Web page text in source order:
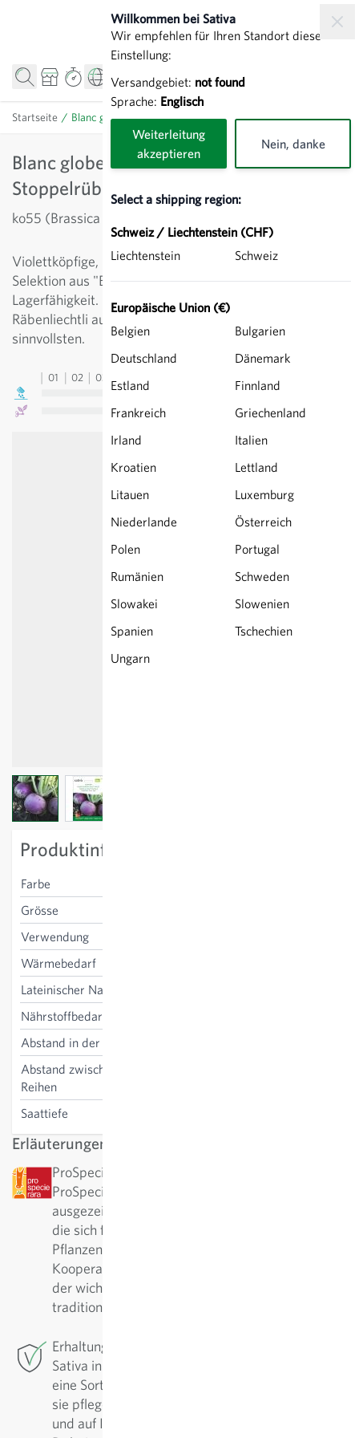
Willkommen bei Sativa
Wir empfehlen für Ihren Standort diese
Einstellung:
Versandgebiet: not found
Sprache: Englisch
Weiterleitung
akzeptieren
Nein, danke
Select a shipping region:
Schweiz / Liechtenstein (CHF)
Liechtenstein
Schweiz
Europäische Union (€)
Belgien
Bulgarien
Deutschland
Dänemark
Estland
Finnland
Frankreich
Griechenland
Irland
Italien
Kroatien
Lettland
Litauen
Luxemburg
Niederlande
Österreich
Polen
Portugal
Rumänien
Schweden
Slowakei
Slowenien
Spanien
Tschechien
Ungarn
Startseite / Blanc globe à collet violet (Zürcher) - Stoppelrübe
Blanc globe à collet violet (Zürcher) -
Stoppelrübe
ko55 (Brassica rapa rapa)
Violettköpfige, runde Knollen mit weissem Fleisch.
Selektion aus "Blanc Globe à collet violet". Gute
Lagerfähigkeit. Für Konsumzwecke etwas enger, für
Räbenliechtli ausreichend weit stellen. Direktsaat ist am
sinnvollsten.
01 02 03
View larger imageView larger image
Produktinformation
Farbe
Grösse
Verwendung
Wärmebedarf
Lateinischer Name
Nährstoffbedarf
Abstand in der Reihe
Abstand zwischen den
Reihen
Saattiefe
Erläuterungen
ProSpecieRara: Diese Sorte wurde von
ProSpecieRara als seltene bzw. alte Sorte
ausgezeichnet. ProSpecieRara ist eine Stiftung,
die sich für den Erhalt der Vielfalt von seltenen
Pflanzensorten einsetzt. In langjähriger
Kooperation mit ProSpecieRara ist Sativa aktiv in
der wichtigen Erhaltung und Pflege dieser
traditionellen Sorten.
Erhaltungszüchtung: Für diese Sorte betreibt
Sativa in Rheinau die Erhaltungszüchtung. Um
eine Sorte in hoher Qualität zu sichern, muss man
sie pflegen. Regelmässig werden sie nachgebaut
und auf Ihre positiven Eigenschaften selektiert.